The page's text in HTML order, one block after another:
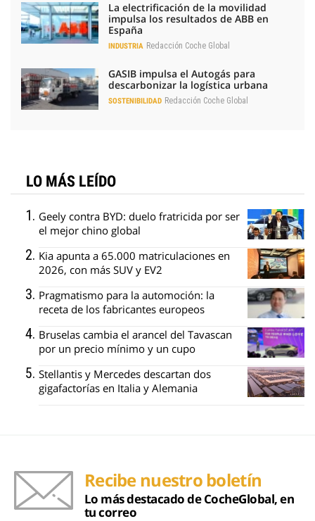
La electrificación de la movilidad
impulsa los resultados de ABB en
España
INDUSTRIA Redacción Coche Global
GASIB impulsa el Autogás para
descarbonizar la logística urbana
SOSTENIBILIDAD Redacción Coche Global
LO MÁS LEÍDO
Geely contra BYD: duelo fratricida por ser
el mejor chino global
Kia apunta a 65.000 matriculaciones en
2026, con más SUV y EV2
Pragmatismo para la automoción: la
receta de los fabricantes europeos
Bruselas cambia el arancel del Tavascan
por un precio mínimo y un cupo
Stellantis y Mercedes descartan dos
gigafactorías en Italia y Alemania
Recibe nuestro boletín
Lo más destacado de CocheGlobal, en
tu correo